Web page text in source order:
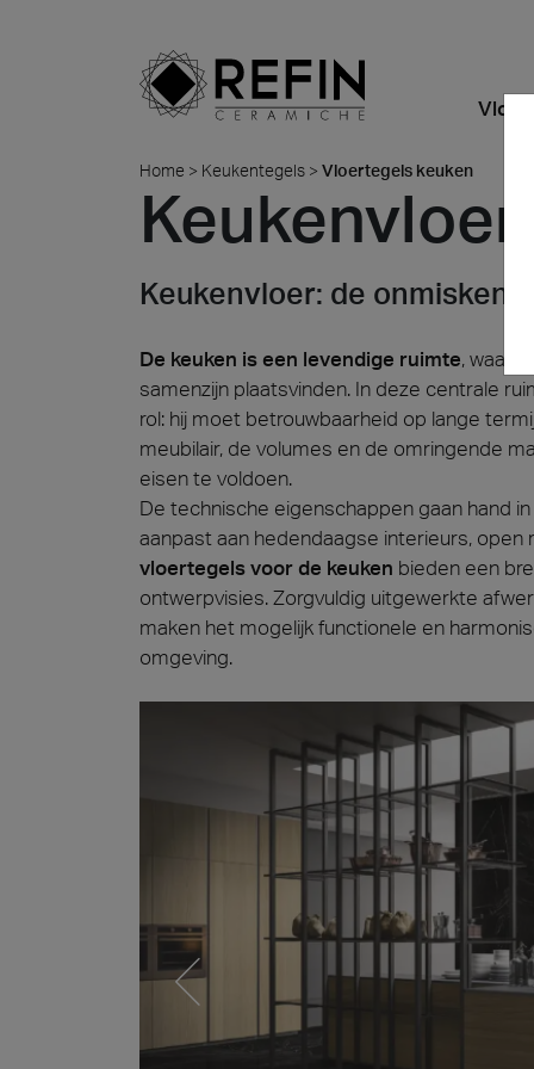
Uiterlijkheden
Kameropstellingen
Kleuren
Formaten
Alle Collecties
Kwaliteit
Waarom kiezen voor
keramiek?
Highlights
Wonen
Detailhandel
Food en restaurants
Kantoren en
showrooms
Hospitality
Publieke ruimte
BIM
Large Slabs
Maatwerk Dikke Tegels
Leginstructies
Certificaten
Veiligheidsinformatieblad
Nieuws
Wij zijn
Lyon
Refin DTS – Daring Art
Explorations
Metamorphoses by
Glint by Quayola 2024
Bedrijf
Refin Experience
Duurzaamheid
Made in Italy
Routebeschrijving
Contact
Home > Keukentegels > Vloertegels keuken
Keukenvloer: de
De keuken is een levendige ruimte, waar
samenzijn plaatsvinden. In deze centrale
rol: hij moet betrouwbaarheid op lange
meubilair, de volumes en de omringende
eisen te voldoen.
De technische eigenschappen gaan hand
aanpast aan hedendaagse interieurs,
vloertegels voor de keuken bieden een
ontwerpvisies. Zorgvuldig uitgewerkte
maken het mogelijk functionele en
omgeving.
Amb_Prestigio_Marquinia_Lucido_75x150